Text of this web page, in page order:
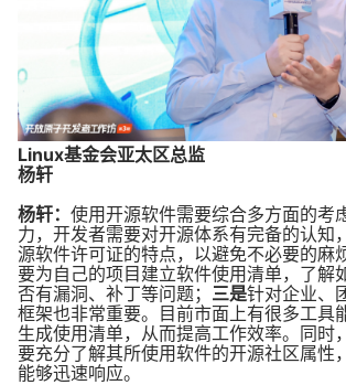
Linux基金会亚太区总监
杨轩
杨轩： 使用开源软件需要综合多方面的考虑
力，开发者需要对开源体系有完备的认知
源软件许可证的特点，以避免不必要的麻烦
要为自己的项目建立软件使用清单，了解
否有漏洞、补丁等问题； 三是针对企业、
框架也非常重要。目前市面上有很多工具
生成使用清单，从而提高工作效率。同时
要充分了解其所使用软件的开源社区属性
能够迅速响应。